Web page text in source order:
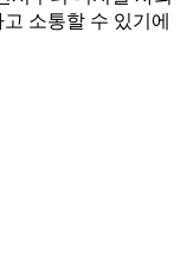
소통할 수 있기에